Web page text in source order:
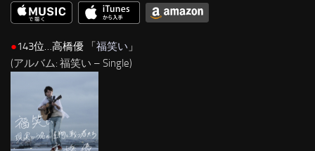
●143位…高橋優 「福笑い 」
(アルバム: 福笑い – Single)